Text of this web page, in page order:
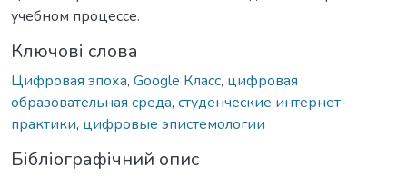
учебном процессе.
Ключові слова
Цифровая эпоха, Google Класс, цифровая
образовательная среда, студенческие интернет-
практики, цифровые эпистемологии
Бібліографічний опис